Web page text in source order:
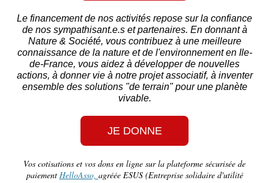
Le financement de nos activités repose sur la confiance
de nos sympathisant.e.s et partenaires. En donnant à
Nature & Société, vous contribuez à une meilleure
connaissance de la nature et de l'environnement en Ile-
de-France, vous aidez à développer de nouvelles
actions, à donner vie à notre projet associatif, à inventer
ensemble des solutions "de terrain" pour une planète
vivable.
JE DONNE
Vos cotisations et vos dons en ligne sur la plateforme sécurisée de
paiement HelloAsso, agréée ESUS (Entreprise solidaire d'utilité